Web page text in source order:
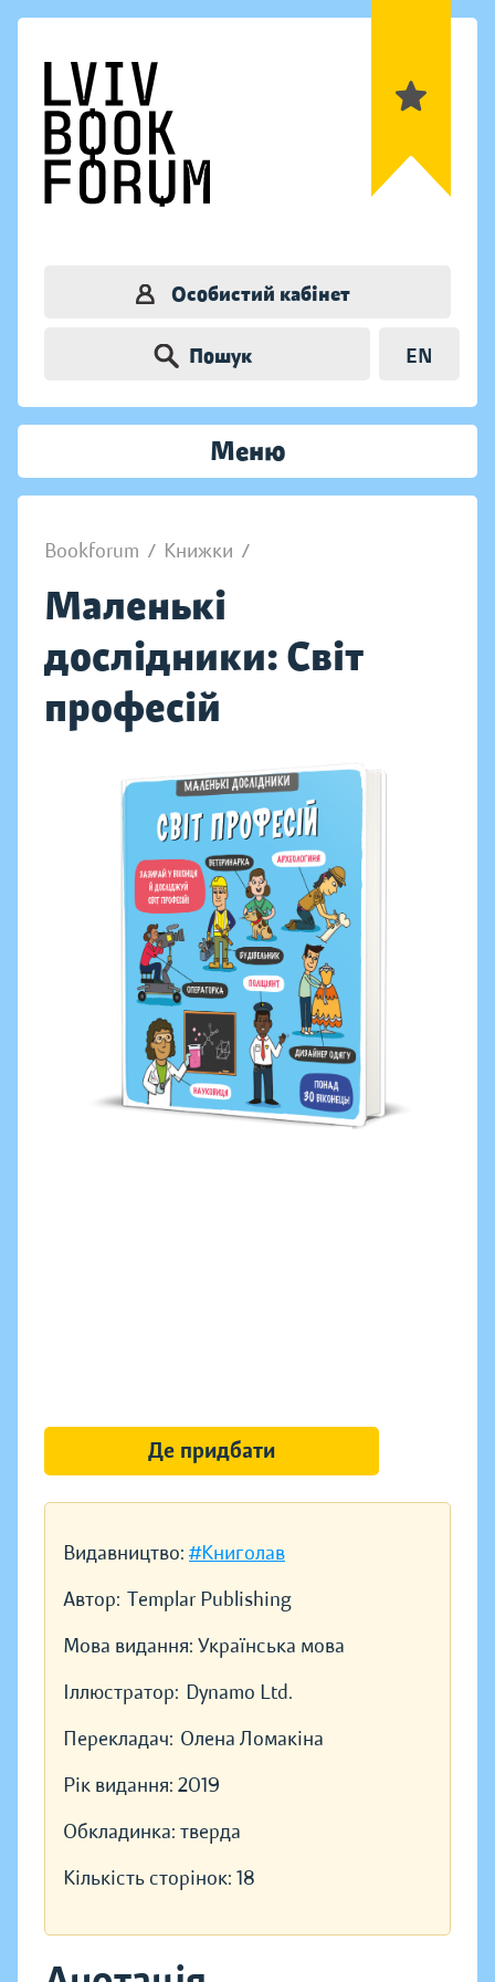
Особистий кабінет
Пошук EN
Меню
Bookforum / Книжки /
Маленькі
дослідники: Світ
професій
Видавництво: #Книголав
Автор: Templar Publishing
Мова видання: Українська мова
Іллюстратор: Dynamo Ltd.
Перекладач: Олена Ломакіна
Рік видання: 2019
Обкладинка: тверда
Кількість сторінок: 18
Де придбати